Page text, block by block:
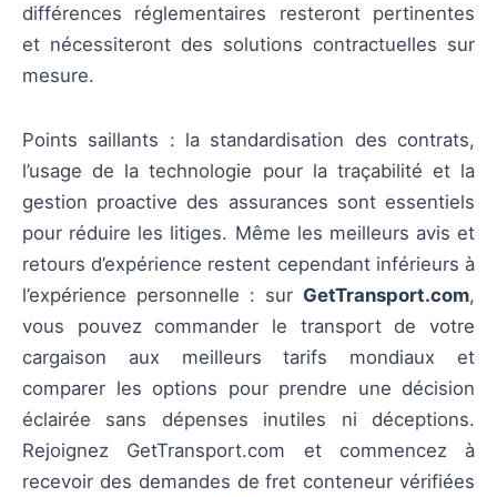
différences réglementaires resteront pertinentes
et nécessiteront des solutions contractuelles sur
mesure.
Points saillants : la standardisation des contrats,
l’usage de la technologie pour la traçabilité et la
gestion proactive des assurances sont essentiels
pour réduire les litiges. Même les meilleurs avis et
retours d’expérience restent cependant inférieurs à
l’expérience personnelle : sur GetTransport.com,
vous pouvez commander le transport de votre
cargaison aux meilleurs tarifs mondiaux et
comparer les options pour prendre une décision
éclairée sans dépenses inutiles ni déceptions.
Rejoignez GetTransport.com et commencez à
recevoir des demandes de fret conteneur vérifiées